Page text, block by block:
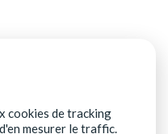
cookies de tracking
mesurer le traffic.